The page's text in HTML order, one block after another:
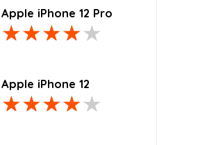
Apple iPhone 12 Pro
Apple iPhone 12